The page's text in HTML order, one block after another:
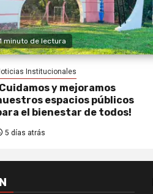
minuto de lectura
Institucionales
y mejoramos
espacios públicos
el bienestar de todos!
5 días atrás